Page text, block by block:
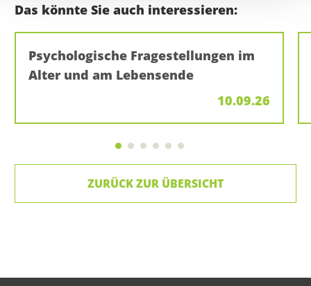
Das könnte Sie auch interessieren:
Psychologische Fragestellungen im
Alter und am Lebensende
10.09.26
ZURÜCK ZUR ÜBERSICHT